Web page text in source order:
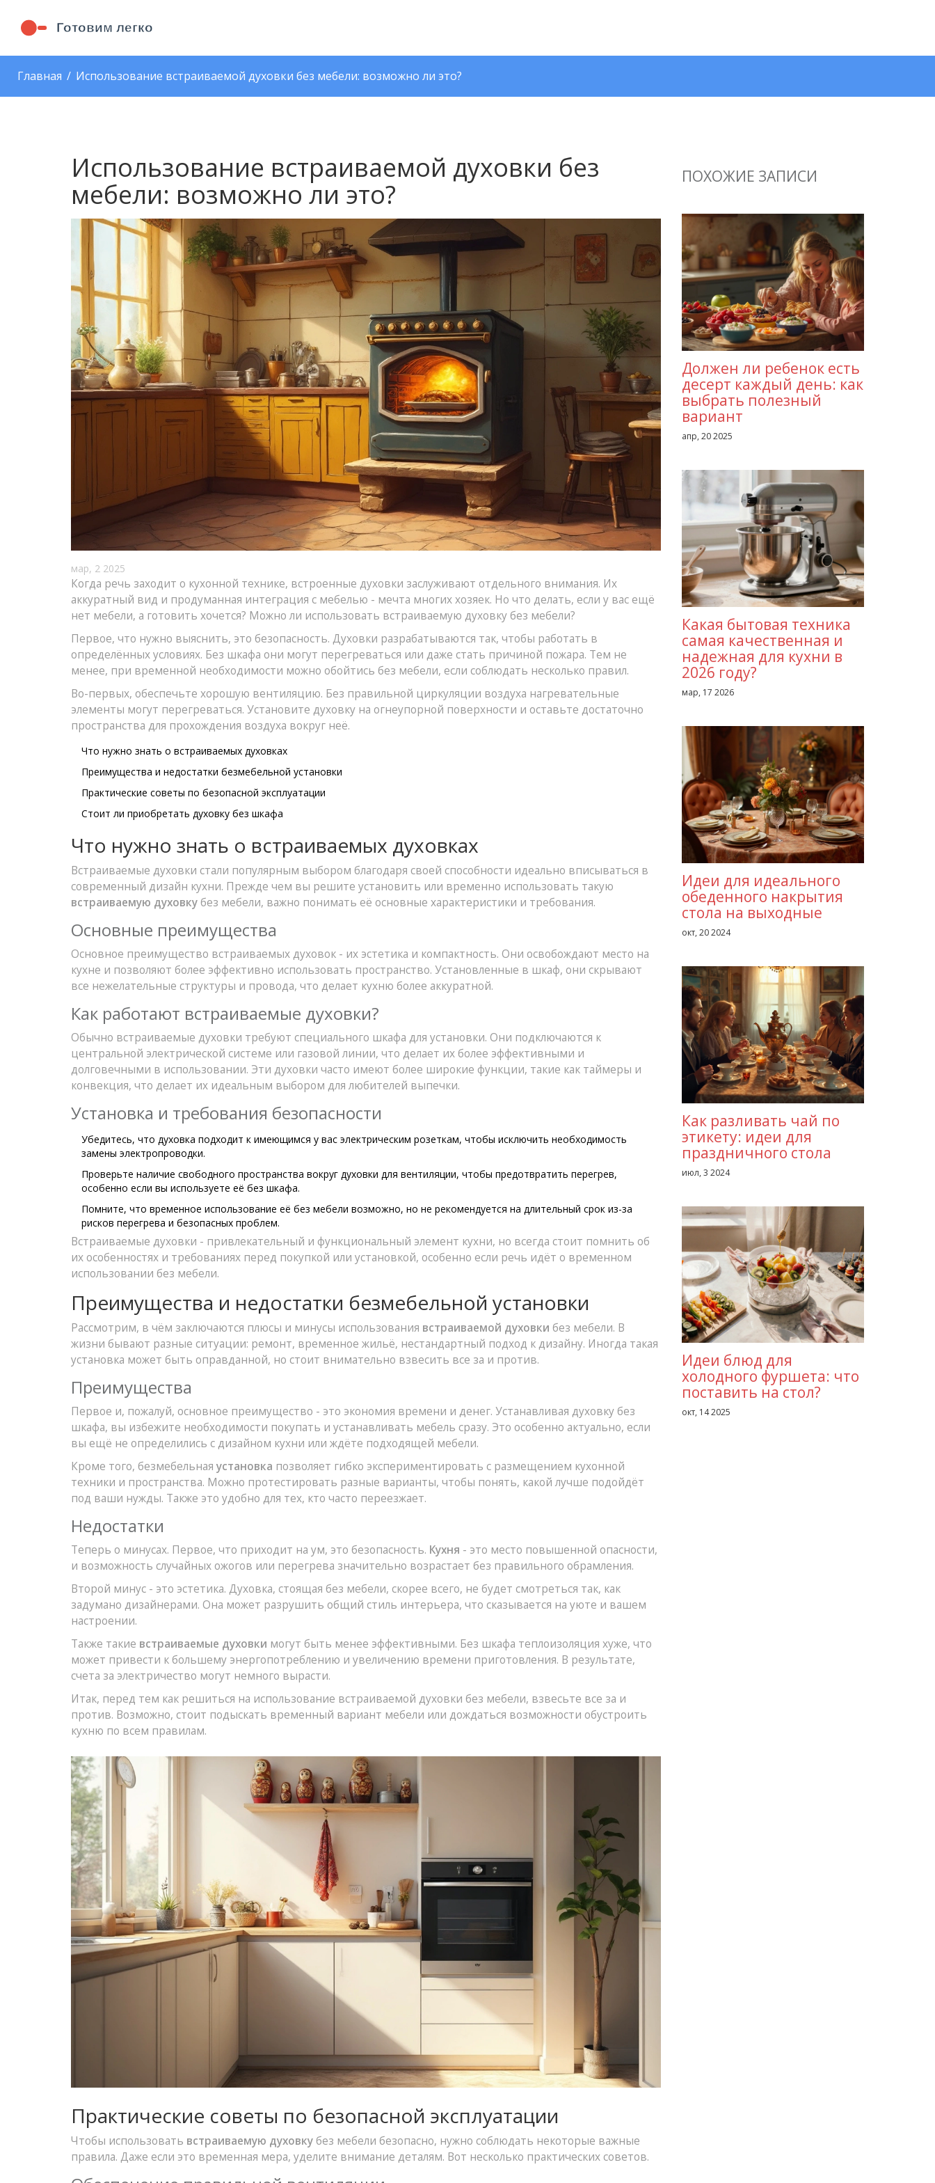
Главная Использование встраиваемой духовки без мебели: возможно ли это?
Использование встраиваемой духовки без
мебели: возможно ли это?
мар, 2 2025
Когда речь заходит о кухонной технике, встроенные духовки заслуживают отдельного внимания. Их
аккуратный вид и продуманная интеграция с мебелью - мечта многих хозяек. Но что делать, если у вас ещё
нет мебели, а готовить хочется? Можно ли использовать встраиваемую духовку без мебели?
Первое, что нужно выяснить, это безопасность. Духовки разрабатываются так, чтобы работать в
определённых условиях. Без шкафа они могут перегреваться или даже стать причиной пожара. Тем не
менее, при временной необходимости можно обойтись без мебели, если соблюдать несколько правил.
Во-первых, обеспечьте хорошую вентиляцию. Без правильной циркуляции воздуха нагревательные
элементы могут перегреваться. Установите духовку на огнеупорной поверхности и оставьте достаточно
пространства для прохождения воздуха вокруг неё.
Что нужно знать о встраиваемых духовках
Преимущества и недостатки безмебельной установки
Практические советы по безопасной эксплуатации
Стоит ли приобретать духовку без шкафа
Что нужно знать о встраиваемых духовках
Встраиваемые духовки стали популярным выбором благодаря своей способности идеально вписываться в
современный дизайн кухни. Прежде чем вы решите установить или временно использовать такую
встраиваемую духовку без мебели, важно понимать её основные характеристики и требования.
Основные преимущества
Основное преимущество встраиваемых духовок - их эстетика и компактность. Они освобождают место на
кухне и позволяют более эффективно использовать пространство. Установленные в шкаф, они скрывают
все нежелательные структуры и провода, что делает кухню более аккуратной.
Как работают встраиваемые духовки?
Обычно встраиваемые духовки требуют специального шкафа для установки. Они подключаются к
центральной электрической системе или газовой линии, что делает их более эффективными и
долговечными в использовании. Эти духовки часто имеют более широкие функции, такие как таймеры и
конвекция, что делает их идеальным выбором для любителей выпечки.
Установка и требования безопасности
Убедитесь, что духовка подходит к имеющимся у вас электрическим розеткам, чтобы исключить необходимость
замены электропроводки.
Проверьте наличие свободного пространства вокруг духовки для вентиляции, чтобы предотвратить перегрев,
особенно если вы используете её без шкафа.
Помните, что временное использование её без мебели возможно, но не рекомендуется на длительный срок из-за
рисков перегрева и безопасных проблем.
Встраиваемые духовки - привлекательный и функциональный элемент кухни, но всегда стоит помнить об
их особенностях и требованиях перед покупкой или установкой, особенно если речь идёт о временном
использовании без мебели.
Преимущества и недостатки безмебельной установки
Рассмотрим, в чём заключаются плюсы и минусы использования встраиваемой духовки без мебели. В
жизни бывают разные ситуации: ремонт, временное жильё, нестандартный подход к дизайну. Иногда такая
установка может быть оправданной, но стоит внимательно взвесить все за и против.
Преимущества
Первое и, пожалуй, основное преимущество - это экономия времени и денег. Устанавливая духовку без
шкафа, вы избежите необходимости покупать и устанавливать мебель сразу. Это особенно актуально, если
вы ещё не определились с дизайном кухни или ждёте подходящей мебели.
Кроме того, безмебельная установкa позволяет гибко экспериментировать с размещением кухонной
техники и пространства. Можно протестировать разные варианты, чтобы понять, какой лучше подойдёт
под ваши нужды. Также это удобно для тех, кто часто переезжает.
Недостатки
Теперь о минусах. Первое, что приходит на ум, это безопасность. Кухня - это место повышенной опасности,
и возможность случайных ожогов или перегрева значительно возрастает без правильного обрамления.
Второй минус - это эстетика. Духовка, стоящая без мебели, скорее всего, не будет смотреться так, как
задумано дизайнерами. Она может разрушить общий стиль интерьера, что сказывается на уюте и вашем
настроении.
Также такие встраиваемые духовки могут быть менее эффективными. Без шкафа теплоизоляция хуже, что
может привести к большему энергопотреблению и увеличению времени приготовления. В результате,
счета за электричество могут немного вырасти.
Итак, перед тем как решиться на использование встраиваемой духовки без мебели, взвесьте все за и
против. Возможно, стоит подыскать временный вариант мебели или дождаться возможности обустроить
кухню по всем правилам.
Практические советы по безопасной эксплуатации
Чтобы использовать встраиваемую духовку без мебели безопасно, нужно соблюдать некоторые важные
правила. Даже если это временная мера, уделите внимание деталям. Вот несколько практических советов.
ПОХОЖИЕ ЗАПИСИ
Должен ли ребенок есть
десерт каждый день: как
выбрать полезный
вариант
апр, 20 2025
Какая бытовая техника
самая качественная и
надежная для кухни в
2026 году?
мар, 17 2026
Идеи для идеального
обеденного накрытия
стола на выходные
окт, 20 2024
Как разливать чай по
этикету: идеи для
праздничного стола
июл, 3 2024
Идеи блюд для
холодного фуршета: что
поставить на стол?
окт, 14 2025